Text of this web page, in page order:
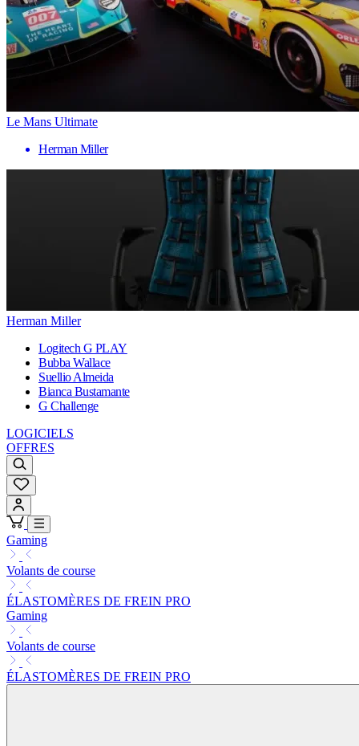
Le Mans Ultimate
Herman Miller
Herman Miller
Logitech G PLAY
Bubba Wallace
Suellio Almeida
Bianca Bustamante
G Challenge
LOGICIELS
OFFRES
Gaming
Volants de course
ÉLASTOMÈRES DE FREIN PRO
Gaming
Volants de course
ÉLASTOMÈRES DE FREIN PRO